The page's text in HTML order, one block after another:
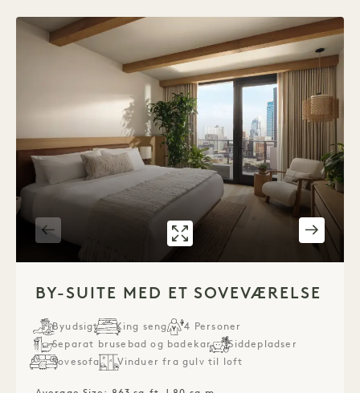
GALLERY 7588 CITY-SUITE
BY-SUITE MED ET SOVEVÆRELSE
Byudsigt King seng
4 Personer
Separat brusebad og badekar
Siddepladser
Sovesofa
Vinduer fra gulv til loft